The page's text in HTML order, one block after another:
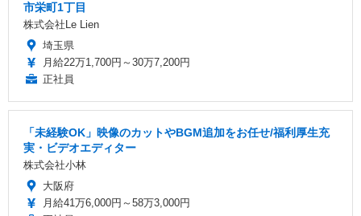
市栄町1丁目
株式会社Le Lien
埼玉県
月給22万1,700円～30万7,200円
正社員
「未経験OK」映像のカットやBGM追加をお任せ/福利厚生充
実・ビデオエディター
株式会社小林
大阪府
月給41万6,000円～58万3,000円